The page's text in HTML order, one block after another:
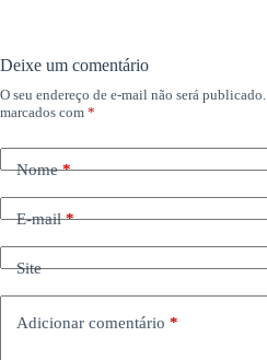
Deixe um comentário
O seu endereço de e-mail não será publicado.
marcados com *
Nome*
E-mail*
Site
Adicionar comentário *